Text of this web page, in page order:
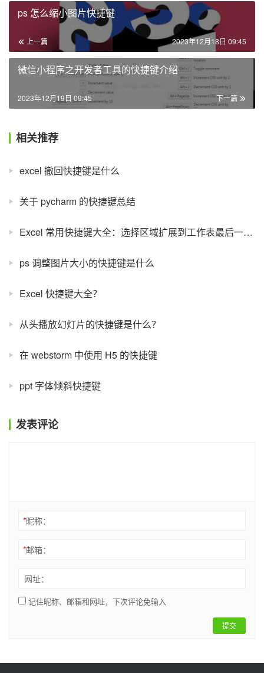
ps 怎么缩小图片快捷键
上一篇 2023年12月18日 09:45
微信小程序之开发者工具的快捷键介绍
下一篇
2023年12月19日 09:45
相关推荐
excel 撤回快捷键是什么
关于 pycharm 的快捷键总结
Excel 常用快捷键大全：选择区域扩展到工作表最后一个单元格
ps 调整图片大小的快捷键是什么
Excel 快捷键大全？
从头播放幻灯片的快捷键是什么？
在 webstorm 中使用 H5 的快捷键
ppt 字体倾斜快捷键
发表评论
*昵称：
*邮箱：
网址：
记住昵称、邮箱和网址，下次评论免输入
提交